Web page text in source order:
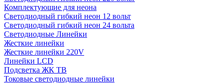
Комплектующие для неона
Светодиодный гибкий неон 12 вольт
Светодиодный гибкий неон 24 вольта
Светодиодные Линейки
Жесткие линейки
Жесткие линейки 220V
Линейки LCD
Подсветка ЖК ТВ
Токовые светодиодные линейки